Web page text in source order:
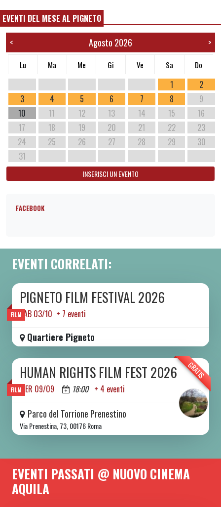
EVENTI DEL MESE AL PIGNETO
< Agosto 2026 >
Lu Ma Me Gi Ve Sa Do
1
2
3
4 5 6 7 8
9
10
11 12 13 14 15
16
17
18 19 20 21 22
23
24
25 26 27 28 29
30
31
INSERISCI UN EVENTO
FACEBOOK
EVENTI CORRELATI:
FILM
DA SAB 03/10 A SAB 10/10 2026
PIGNETO FILM FESTIVAL 2026
SAB 03/10 + 7 eventi
Quartiere Pigneto
FILM
GRATIS
DA MER 09/09 A DOM 13/09 2026
HUMAN RIGHTS FILM FEST 2026
MER 09/09 18:00 + 4 eventi
Parco del Torrione Prenestino
Via Prenestina, 73, 00176 Roma
EVENTI PASSATI @ NUOVO CINEMA
AQUILA